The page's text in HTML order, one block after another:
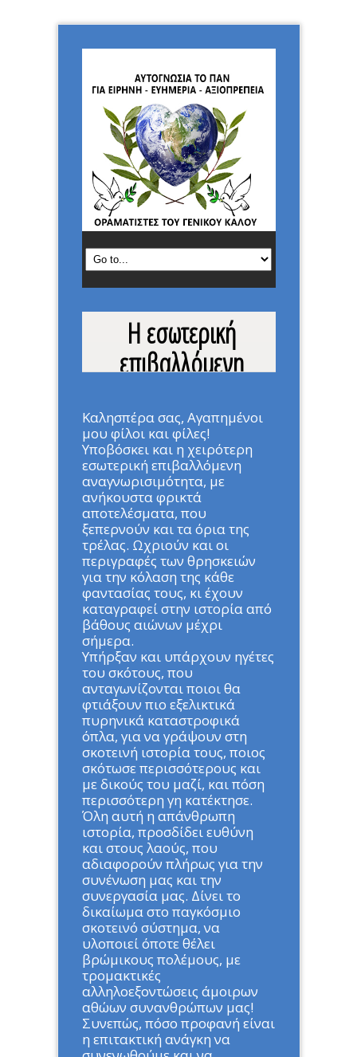
Η εσωτερική
επιβαλλόμενη
οδηγεί σε πολέμους
Home » ΑΡΘΡΑ »Η εσωτερική
επιβαλλόμενη
αναγνωρισιμότητα οδηγεί σε
πολέμους
Καλησπέρα σας, Αγαπημένοι
μου φίλοι και φίλες!
Υποβόσκει και η χειρότερη
εσωτερική επιβαλλόμενη
αναγνωρισιμότητα, με
ανήκουστα φρικτά
αποτελέσματα, που
ξεπερνούν και τα όρια της
τρέλας. Ωχριούν και οι
περιγραφές των θρησκειών
για την κόλαση της κάθε
φαντασίας τους, κι έχουν
καταγραφεί στην ιστορία από
βάθους αιώνων μέχρι
σήμερα.
Υπήρξαν και υπάρχουν ηγέτες
του σκότους, που
ανταγωνίζονται ποιοι θα
φτιάξουν πιο εξελικτικά
πυρηνικά καταστροφικά
όπλα, για να γράψουν στη
σκοτεινή ιστορία τους, ποιος
σκότωσε περισσότερους και
με δικούς του μαζί, και πόση
περισσότερη γη κατέκτησε.
Όλη αυτή η απάνθρωπη
ιστορία, προσδίδει ευθύνη
και στους λαούς, που
αδιαφορούν πλήρως για την
συνένωση μας και την
συνεργασία μας. Δίνει το
δικαίωμα στο παγκόσμιο
σκοτεινό σύστημα, να
υλοποιεί όποτε θέλει
βρώμικους πολέμους, με
τρομακτικές
αλληλοεξοντώσεις άμοιρων
αθώων συνανθρώπων μας!
Συνεπώς, πόσο προφανή είναι
η επιτακτική ανάγκη να